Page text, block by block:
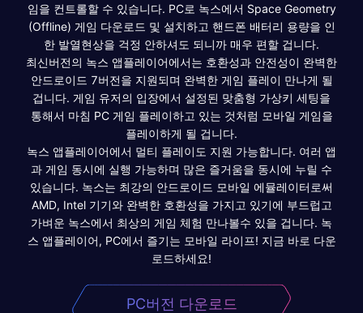
임을 컨트롤할 수 있습니다. PC로 녹스에서 Space Geometry
(Offline) 게임 다운로드 및 설치하고 핸드폰 배터리 용량을 인
한 발열현상을 걱정 안하셔도 되니까 매우 편할 겁니다.
최신버전의 녹스 앱플레이어에서는 호환성과 안전성이 완벽한
안드로이드 7버전을 지원되며 완벽한 게임 플레이 만나게 될
겁니다. 게임 유저의 입장에서 설정된 맞춤형 가상키 세팅을
통해서 마침 PC 게임 플레이하고 있는 것처럼 모바일 게임을
플레이하게 될 겁니다.
녹스 앱플레이어에서 멀티 플레이도 지원 가능합니다. 여러 앱
과 게임 동시에 실행 가능하며 많은 즐거움을 동시에 누릴 수
있습니다. 녹스는 최강의 안드로이드 모바일 에뮬레이터로써
AMD, Intel 기기와 완벽한 호환성을 가지고 있기에 부드럽고
가벼운 녹스에서 최상의 게임 체험 만나볼수 있을 겁니다. 녹
스 앱플레이어, PC에서 즐기는 모바일 라이프! 지금 바로 다운
로드하세요!
PC버전 다운로드